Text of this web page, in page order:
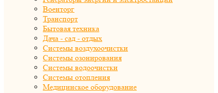
Военторг
Транспорт
Бытовая техника
Дача - сад - отдых
Системы воздухоочистки
Системы озонирования
Системы водоочистки
Системы отопления
Медицинское оборудование